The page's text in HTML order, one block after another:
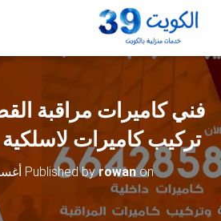
تركيب كاميرات
Published byrowanon